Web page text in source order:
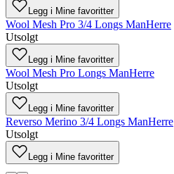
Legg i Mine favoritter
Wool Mesh Pro 3/4 Longs ManHerre
Utsolgt
Legg i Mine favoritter
Wool Mesh Pro Longs ManHerre
Utsolgt
Legg i Mine favoritter
Reverso Merino 3/4 Longs ManHerre
Utsolgt
Legg i Mine favoritter